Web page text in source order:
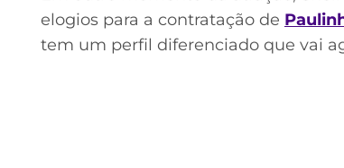
elogios para a contratação de
tem um perfil diferenciado que vai